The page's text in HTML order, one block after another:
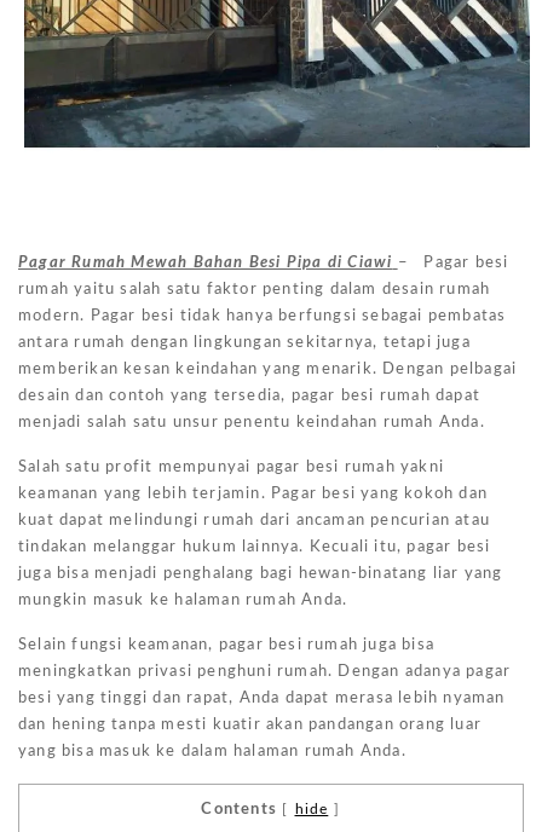
Pagar Rumah Mewah Bahan Besi Pipa di Ciawi – Pagar besi
rumah yaitu salah satu faktor penting dalam desain rumah
modern. Pagar besi tidak hanya berfungsi sebagai pembatas
antara rumah dengan lingkungan sekitarnya, tetapi juga
memberikan kesan keindahan yang menarik. Dengan pelbagai
desain dan contoh yang tersedia, pagar besi rumah dapat
menjadi salah satu unsur penentu keindahan rumah Anda.
Salah satu profit mempunyai pagar besi rumah yakni
keamanan yang lebih terjamin. Pagar besi yang kokoh dan
kuat dapat melindungi rumah dari ancaman pencurian atau
tindakan melanggar hukum lainnya. Kecuali itu, pagar besi
juga bisa menjadi penghalang bagi hewan-binatang liar yang
mungkin masuk ke halaman rumah Anda.
Selain fungsi keamanan, pagar besi rumah juga bisa
meningkatkan privasi penghuni rumah. Dengan adanya pagar
besi yang tinggi dan rapat, Anda dapat merasa lebih nyaman
dan hening tanpa mesti kuatir akan pandangan orang luar
yang bisa masuk ke dalam halaman rumah Anda.
Contents hide